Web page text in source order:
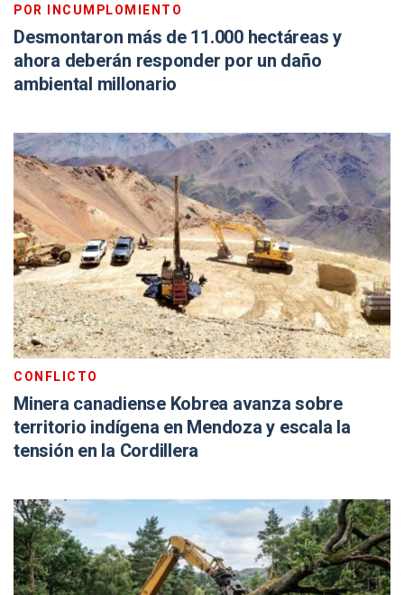
POR INCUMPLOMIENTO
Desmontaron más de 11.000 hectáreas y
ahora deberán responder por un daño
ambiental millonario
CONFLICTO
Minera canadiense Kobrea avanza sobre
territorio indígena en Mendoza y escala la
tensión en la Cordillera